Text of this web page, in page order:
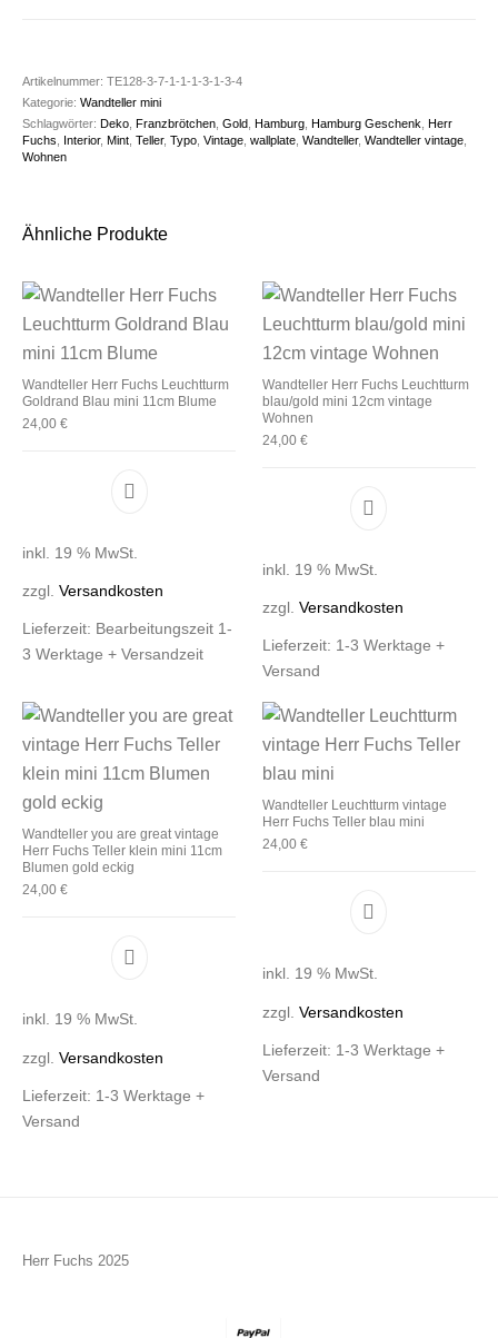
Artikelnummer:TE128-3-7-1-1-1-3-1-3-4
Kategorie:Wandteller mini
Schlagwörter:Deko ,Franzbrötchen ,Gold ,Hamburg ,Hamburg Geschenk ,Herr
Fuchs
Interior,Mint ,Teller,Typo ,Vintage ,wallplate ,Wandteller,Wandteller vintage
Wohnen
Ähnliche Produkte
Wandteller Herr Fuchs Leuchtturm
Goldrand Blau mini 11cm Blume
24,00€
inkl. 19 % MwSt.
zzgl.Versandkosten
Lieferzeit: Bearbeitungszeit 1-
3 Werktage + Versandzeit
Wandteller Herr Fuchs Leuchtturm
blau/gold mini 12cm vintage
Wohnen
24,00 €
inkl. 19 % MwSt.
zzgl. Versandkosten
Lieferzeit: 1-3 Werktage +
Versand
Wandteller you are great vintage
Herr Fuchs Teller klein mini 11cm
Blumen gold eckig
24,00€
inkl. 19 % MwSt.
zzgl.Versandkosten
Lieferzeit: 1-3 Werktage +
Versand
Wandteller Leuchtturm vintage
Herr Fuchs Teller blau mini
24,00 €
inkl. 19 % MwSt.
zzgl. Versandkosten
Lieferzeit: 1-3 Werktage +
Versand
Herr Fuchs 2025